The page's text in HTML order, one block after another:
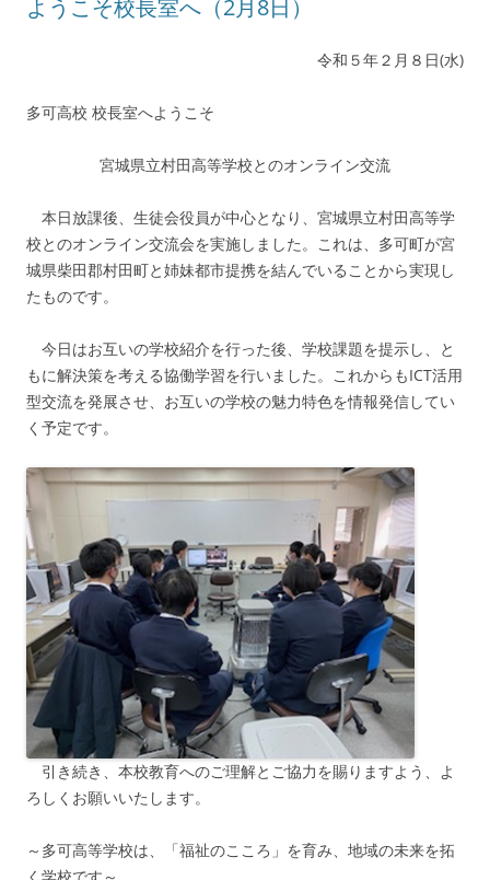
ようこそ校長室へ（2月8日）
令和５年２月８日(水)
多可高校 校長室へようこそ
宮城県立村田高等学校とのオンライン交流
本日放課後、生徒会役員が中心となり、宮城県立村田高等学
校とのオンライン交流会を実施しました。これは、多可町が宮
城県柴田郡村田町と姉妹都市提携を結んでいることから実現し
たものです。
今日はお互いの学校紹介を行った後、学校課題を提示し、と
もに解決策を考える協働学習を行いました。これからもICT活用
型交流を発展させ、お互いの学校の魅力特色を情報発信してい
く予定です。
引き続き、本校教育へのご理解とご協力を賜りますよう、よ
ろしくお願いいたします。
～多可高等学校は、「福祉のこころ」を育み、地域の未来を拓